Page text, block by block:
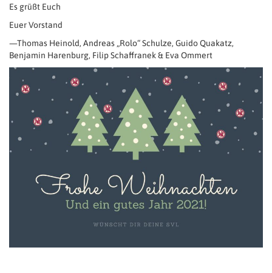
Es grüßt Euch
Euer Vorstand
—Thomas Heinold, Andreas „Rolo“ Schulze, Guido Quakatz,
Benjamin Harenburg, Filip Schaffranek & Eva Ommert